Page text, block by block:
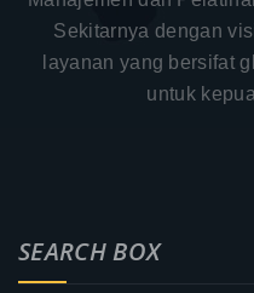
Sekitarnya dengan
layanan yang bersifat
untuk
SEARCH BOX